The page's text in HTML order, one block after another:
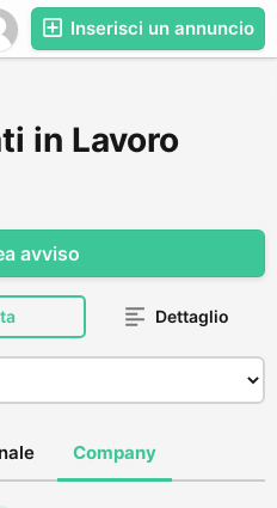
Inserisci un annuncio
in Lavoro
avviso
Dettaglio
Company